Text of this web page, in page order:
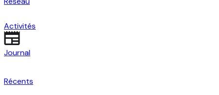
Activités
Journal
Récents